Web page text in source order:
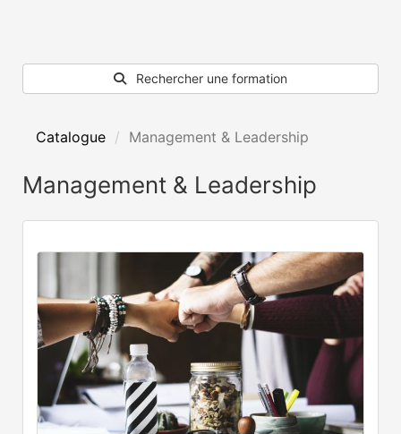
Rechercher une formation
Catalogue Management & Leadership
Management & Leadership